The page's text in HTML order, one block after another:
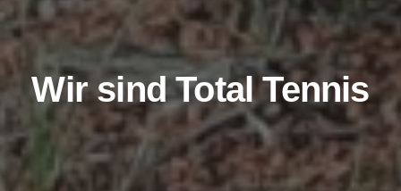
Wir sind Total Tennis